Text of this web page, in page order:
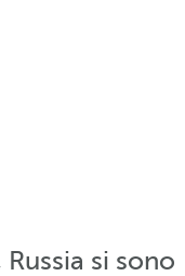
si sono